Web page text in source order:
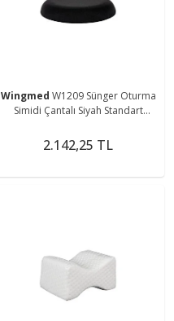
Wingmed W1209 Sünger Oturma
Simidi Çantalı Siyah Standart
2.142,25 TL